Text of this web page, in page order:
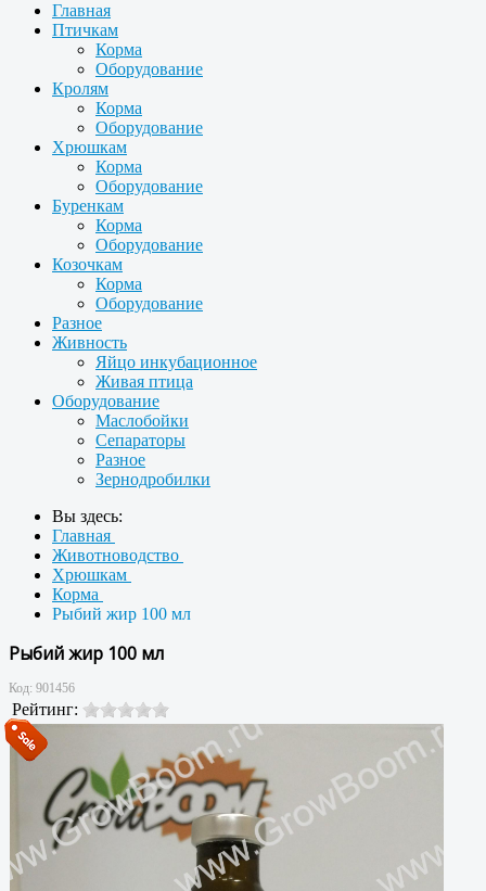
Главная
Птичкам
Корма
Оборудование
Кролям
Корма
Оборудование
Хрюшкам
Корма
Оборудование
Буренкам
Корма
Оборудование
Козочкам
Корма
Оборудование
Разное
Живность
Яйцо инкубационное
Живая птица
Оборудование
Маслобойки
Сепараторы
Разное
Зернодробилки
Вы здесь:
Главная
Животноводство
Хрюшкам
Корма
Рыбий жир 100 мл
Рыбий жир 100 мл
Код: 901456
Рейтинг: